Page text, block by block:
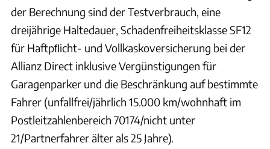
der Berechnung sind der Testverbrauch, eine
dreijährige Haltedauer, Schadenfreiheitsklasse SF12
für Haftpﬂicht- und Vollkaskoversicherung bei der
Allianz Direct inklusive Vergünstigungen für
Garagenparker und die Beschränkung auf bestimmte
Fahrer (unfallfrei/jährlich 15.000 km/wohnhaft im
Postleitzahlenbereich 70174/nicht unter
21/Partnerfahrer älter als 25 Jahre).